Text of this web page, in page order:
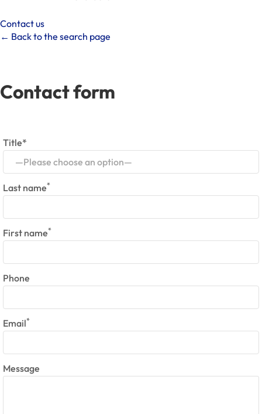
Contact us
← Back to the search page
Contact form
Title*
—Please choose an option—
Last name*
First name*
Phone
Email*
Message